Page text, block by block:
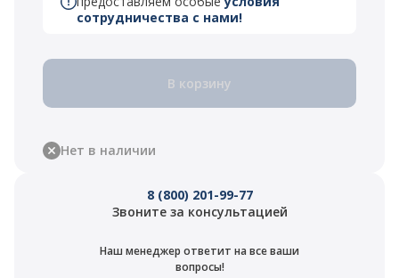
сотрудничества с нами!
В корзину
Нет в наличии
8 (800) 201-99-77
Звоните за консультацией
Наш менеджер ответит на все ваши
вопросы!